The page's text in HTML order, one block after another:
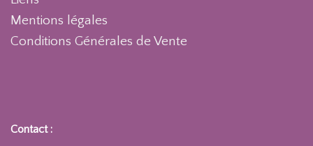
Mentions légales
Conditions Générales de Vente
Contact :